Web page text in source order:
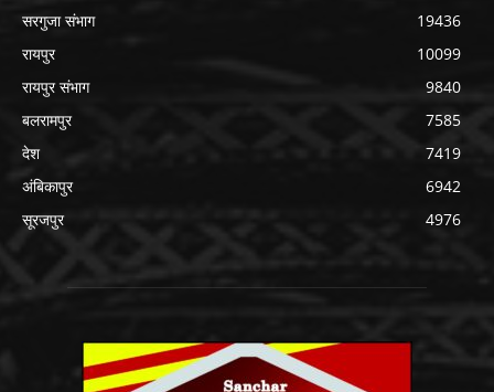
सरगुजा संभाग
19436
रायपुर
10099
रायपुर संभाग
9840
बलरामपुर
7585
देश
7419
अंबिकापुर
6942
सूरजपुर
4976